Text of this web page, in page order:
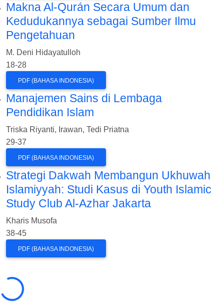
Makna Al-Qurán Secara Umum dan
Kedudukannya sebagai Sumber Ilmu
Pengetahuan
M. Deni Hidayatulloh
18-28
PDF (BAHASA INDONESIA)
Manajemen Sains di Lembaga
Pendidikan Islam
Triska Riyanti, Irawan, Tedi Priatna
29-37
PDF (BAHASA INDONESIA)
Strategi Dakwah Membangun Ukhuwah
Islamiyyah: Studi Kasus di Youth Islamic
Study Club Al-Azhar Jakarta
Kharis Musofa
38-45
PDF (BAHASA INDONESIA)
Loading...